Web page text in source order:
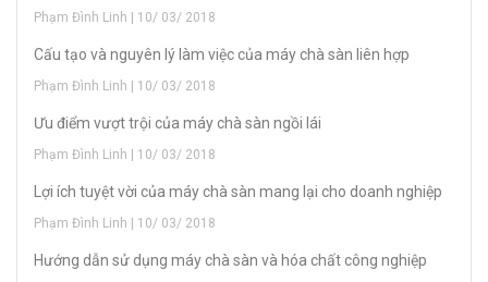
Phạm Đình Linh | 10/ 03/ 2018
Cấu tạo và nguyên lý làm việc của máy chà sàn liên hợp
Phạm Đình Linh | 10/ 03/ 2018
Ưu điểm vượt trội của máy chà sàn ngồi lái
Phạm Đình Linh | 10/ 03/ 2018
Lợi ích tuyệt vời của máy chà sàn mang lại cho doanh nghiệp
Phạm Đình Linh | 10/ 03/ 2018
Hướng dẫn sử dụng máy chà sàn và hóa chất công nghiệp